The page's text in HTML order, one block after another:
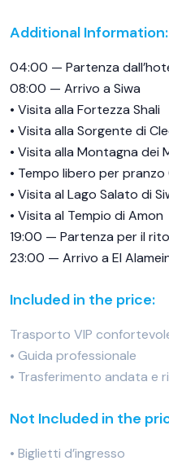
Additional Information:
04:00 — Partenza
08:00 — Arrivo a Siwa
• Visita alla Fortezza Shali
• Visita alla Sorgente di
• Visita alla Montagna dei
• Tempo libero per
• Visita al Lago Salato di
• Visita al Tempio di Amon
19:00 — Partenza per il
23:00 — Arrivo a El
Included in the price:
Trasporto VIP
• Guida professionale
• Trasferimento andata e
Not Included in the
• Biglietti d’ingresso